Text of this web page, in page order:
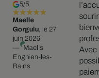
5/5
Maelle
Gorgulu, le 27
juin 2026
— Maelis
Enghien-les-
Bains
Avec